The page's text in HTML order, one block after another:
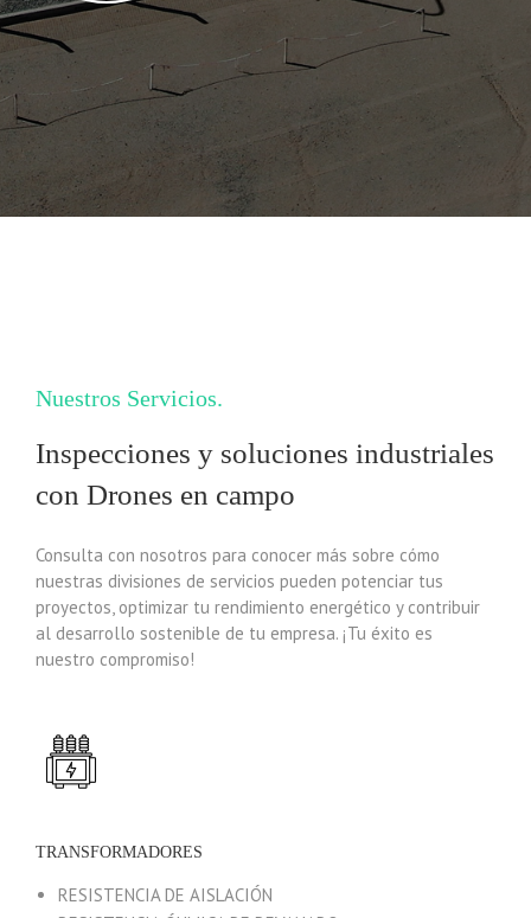
Nuestros Servicios
Inspecciones y soluciones industriales
con Drones en campo
Consulta con nosotros para conocer más sobre cómo
nuestras divisiones de servicios pueden potenciar tus
proyectos, optimizar tu rendimiento energético y contribuir
al desarrollo sostenible de tu empresa. ¡Tu éxito es
nuestro compromiso!
TRANSFORMADORES
RESISTENCIA DE AISLACIÓN